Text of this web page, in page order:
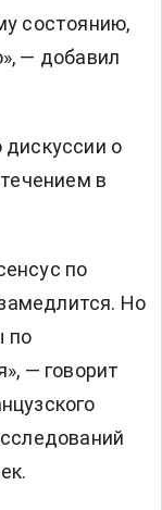
состоянию,
— добавил
о
в
по
Но
по
— говорит